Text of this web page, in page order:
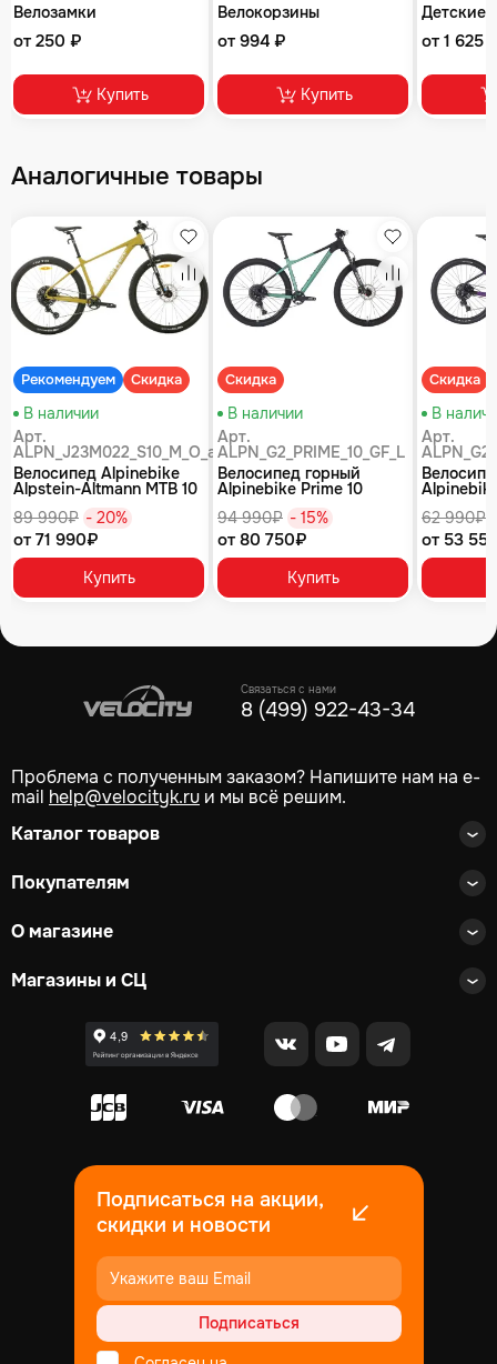
Велозамки
от 250 ₽
Купить
Велокорзины
от 994 ₽
Купить
Детские
от 1 625
Аналогичные товары
Рекомендуем Скидка
Избранное
Сравнение
В наличии
Арт.
ALPN_J23M022_S10_M_O_air
Велосипед Alpinebike
Alpstein-Altmann MTB 10
89 990₽ - 20%
от 71 990₽
Купить
Скидка
Избранное
Сравнение
В наличии
Арт.
ALPN_G2_PRIME_10_GF_L
Велосипед горный
Alpinebike Prime 10
94 990₽ - 15%
от 80 750₽
Купить
Скидка
В
Арт.
62 990₽
от 53
Связаться с нами
8 (499) 922-43-34
Проблема с полученным заказом? Напишите нам на e-
mail help@velocityk.ru и мы всё решим.
Каталог товаров
Покупателям
О магазине
Магазины и СЦ
Подписаться на акции,
скидки и новости
Подписаться